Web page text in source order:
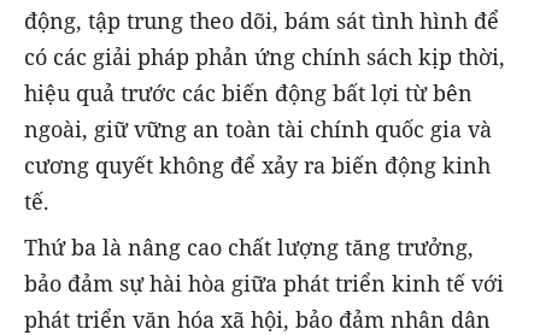
động, tập trung theo dõi, bám sát tình hình để
có các giải pháp phản ứng chính sách kịp thời,
hiệu quả trước các biến động bất lợi từ bên
ngoài, giữ vững an toàn tài chính quốc gia và
cương quyết không để xảy ra biến động kinh
tế.
Thứ ba là nâng cao chất lượng tăng trưởng,
bảo đảm sự hài hòa giữa phát triển kinh tế với
phát triển văn hóa xã hội, bảo đảm nhân dân